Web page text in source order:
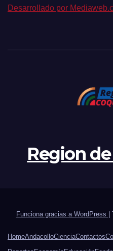
Desarrollado por Mediaweb.cl
Region
Funciona gracias a WordPress |
HomeAndacolloCienciaContactos